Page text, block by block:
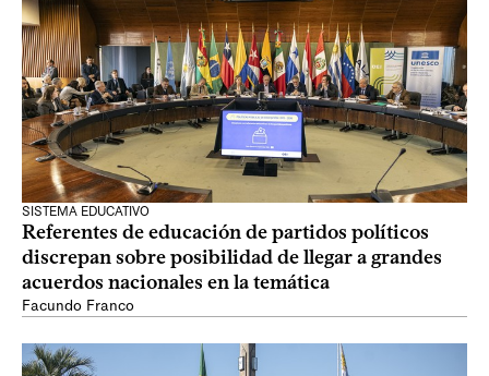
SISTEMA EDUCATIVO
Referentes de educación de partidos políticos
discrepan sobre posibilidad de llegar a grandes
acuerdos nacionales en la temática
Facundo Franco